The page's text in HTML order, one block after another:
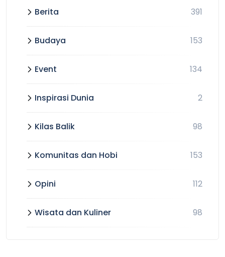
Berita 391
Budaya 153
Event 134
Inspirasi Dunia 2
Kilas Balik 98
Komunitas dan Hobi 153
Opini 112
Wisata dan Kuliner 98